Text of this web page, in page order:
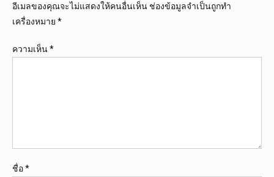
อีเมลของคุณจะไม่แสดงให้คนอื่นเห็น ช่องข้อมูลจำเป็นถูกทำ
เครื่องหมาย *
ความเห็น*
ชื่อ*